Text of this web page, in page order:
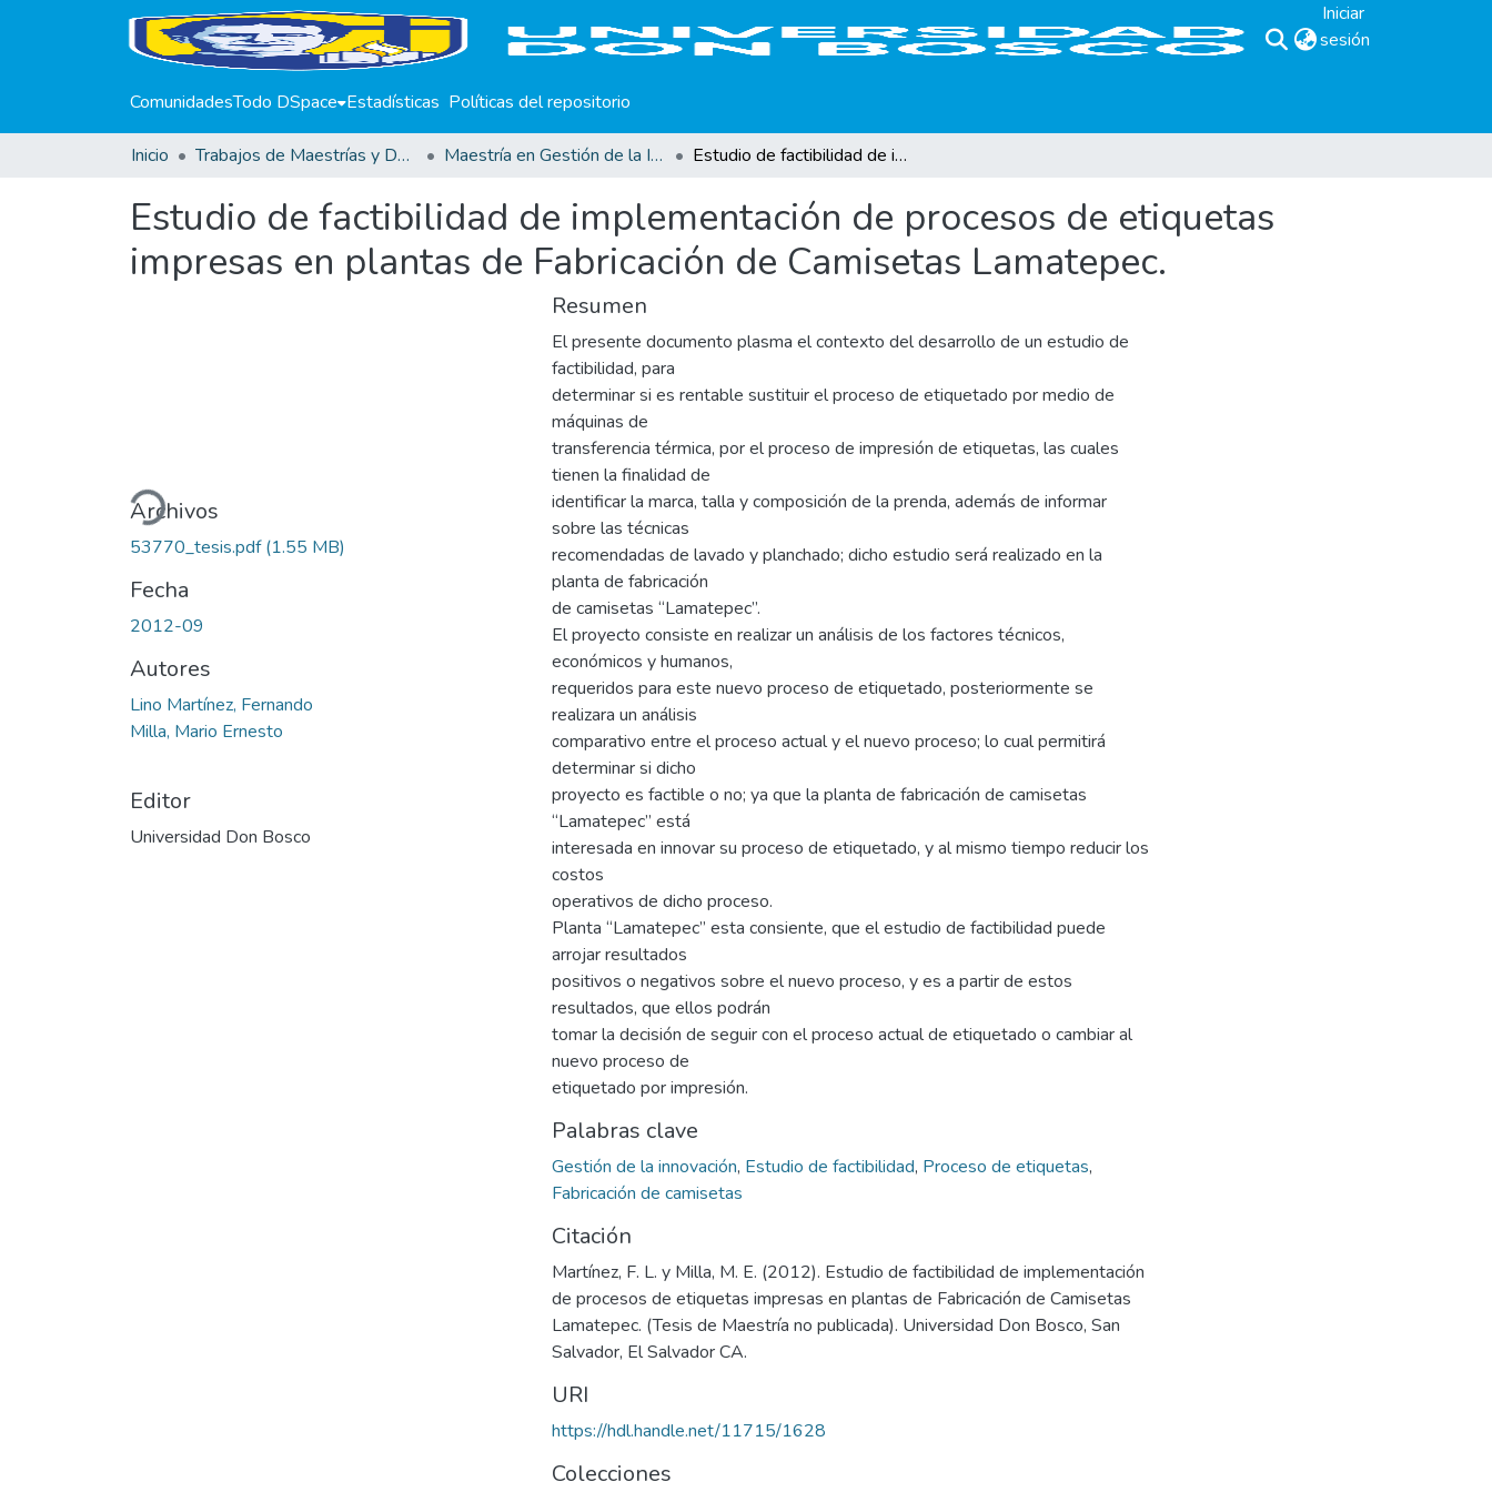
Iniciar
sesión
ComunidadesTodo DSpace Estadísticas Políticas del repositorio
Inicio Trabajos de Maestrías y Doctorados Maestría en Gestión de la Innovación Estudio de factibilidad de implementación de procesos de etiquetas impresas en plantas de Fabricación de Camisetas Lamatepec.
Estudio de factibilidad de implementación de procesos de etiquetas
impresas en plantas de Fabricación de Camisetas Lamatepec.
Cargando...
Archivos
53770_tesis.pdf(1.55 MB)
Fecha
2012-09
Autores
Lino Martínez, Fernando
Milla, Mario Ernesto
Editor
Universidad Don Bosco
Resumen
El presente documento plasma el contexto del desarrollo de un estudio de
factibilidad, para
determinar si es rentable sustituir el proceso de etiquetado por medio de
máquinas de
transferencia térmica, por el proceso de impresión de etiquetas, las cuales
tienen la finalidad de
identificar la marca, talla y composición de la prenda, además de informar
sobre las técnicas
recomendadas de lavado y planchado; dicho estudio será realizado en la
planta de fabricación
de camisetas “Lamatepec”.
El proyecto consiste en realizar un análisis de los factores técnicos,
económicos y humanos,
requeridos para este nuevo proceso de etiquetado, posteriormente se
realizara un análisis
comparativo entre el proceso actual y el nuevo proceso; lo cual permitirá
determinar si dicho
proyecto es factible o no; ya que la planta de fabricación de camisetas
“Lamatepec” está
interesada en innovar su proceso de etiquetado, y al mismo tiempo reducir los
costos
operativos de dicho proceso.
Planta “Lamatepec” esta consiente, que el estudio de factibilidad puede
arrojar resultados
positivos o negativos sobre el nuevo proceso, y es a partir de estos
resultados, que ellos podrán
tomar la decisión de seguir con el proceso actual de etiquetado o cambiar al
nuevo proceso de
etiquetado por impresión.
Palabras clave
Gestión de la innovación, Estudio de factibilidad, Proceso de etiquetas,
Fabricación de camisetas
Citación
Martínez, F. L. y Milla, M. E. (2012). Estudio de factibilidad de implementación
de procesos de etiquetas impresas en plantas de Fabricación de Camisetas
Lamatepec. (Tesis de Maestría no publicada). Universidad Don Bosco, San
Salvador, El Salvador CA.
URI
https://hdl.handle.net/11715/1628
Colecciones